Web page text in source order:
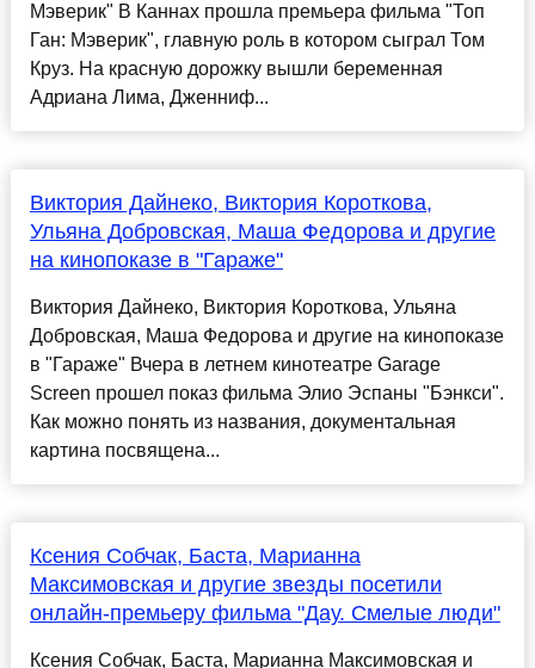
Мэверик" В Каннах прошла премьера фильма "Топ
Ган: Мэверик", главную роль в котором сыграл Том
Круз. На красную дорожку вышли беременная
Адриана Лима, Дженниф...
Виктория Дайнеко, Виктория Короткова,
Ульяна Добровская, Маша Федорова и другие
на кинопоказе в "Гараже"
Виктория Дайнеко, Виктория Короткова, Ульяна
Добровская, Маша Федорова и другие на кинопоказе
в "Гараже" Вчера в летнем кинотеатре Garage
Screen прошел показ фильма Элио Эспаны "Бэнкси".
Как можно понять из названия, документальная
картина посвящена...
Ксения Собчак, Баста, Марианна
Максимовская и другие звезды посетили
онлайн-премьеру фильма "Дау. Смелые люди"
Ксения Собчак, Баста, Марианна Максимовская и